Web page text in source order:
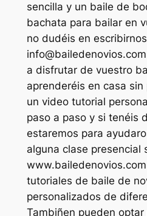
sencilla y un baile de
bachata para bailar en
no dudéis en
info@bailedenovios.com
a disfrutar de vuestro
aprenderéis en casa
un video tutorial
paso a paso y si tenéis
estaremos para
alguna clase presencial
tutoriales de baile de
personalizados de
Tambiñen pueden optar